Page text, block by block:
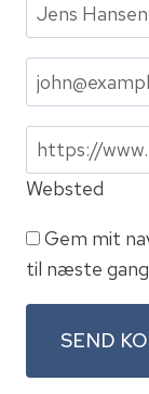
Websted
Gem mit
til næste